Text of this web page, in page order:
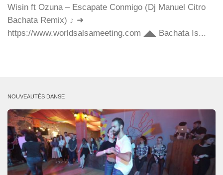
Wisin ft Ozuna – Escapate Conmigo (Dj Manuel Citro
Bachata Remix) ♪ ➜
https://www.worldsalsameeting.com ◢◣ Bachata Is...
NOUVEAUTÉS DANSE